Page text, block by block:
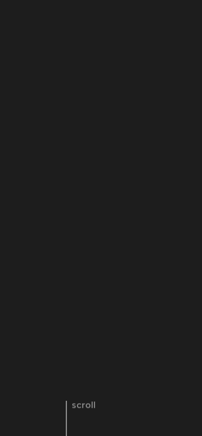
scroll